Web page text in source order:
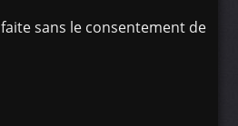
sans le consentement de